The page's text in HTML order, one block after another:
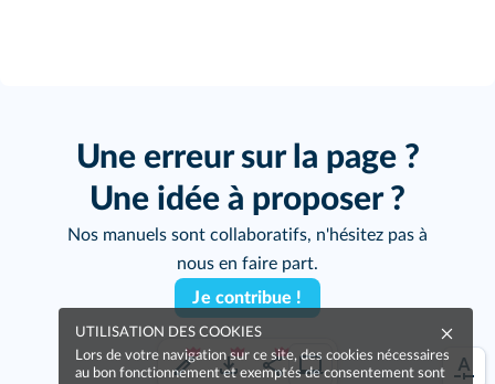
Une erreur sur la page ?
Une idée à proposer ?
Nos manuels sont collaboratifs, n'hésitez pas à
nous en faire part.
Je contribue !
UTILISATION DES COOKIES
Lors de votre navigation sur ce site, des cookies nécessaires
au bon fonctionnement et exemptés de consentement sont